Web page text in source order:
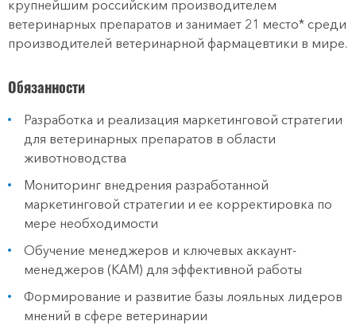
крупнейшим российским производителем
ветеринарных препаратов и занимает 21 место* среди
производителей ветеринарной фармацевтики в мире.
Обязанности
Разработка и реализация маркетинговой стратегии
для ветеринарных препаратов в области
животноводства
Мониторинг внедрения разработанной
маркетинговой стратегии и ее корректировка по
мере необходимости
Обучение менеджеров и ключевых аккаунт-
менеджеров (КАМ) для эффективной работы
Формирование и развитие базы лояльных лидеров
мнений в сфере ветеринарии